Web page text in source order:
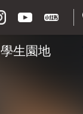
學生園地